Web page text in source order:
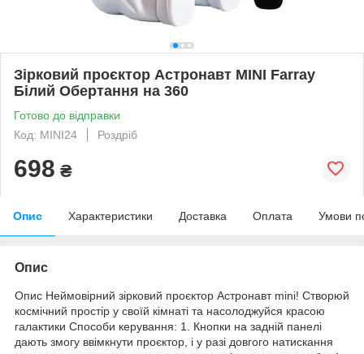
Зірковий проєктор Астронавт MINI Farray
Білий Обертання на 360
Готово до відправки
Код: MINI24
Роздріб
698 ₴
Опис Характеристики Доставка Оплата Умови
Опис
Опис Неймовірний зірковий проєктор Астронавт mini! Створюй
космічний простір у своїй кімнаті та насолоджуйся красою
галактики Способи керування: 1. Кнопки на задній панелі
дають змогу ввімкнути проєктор, і у разі довгого натискання